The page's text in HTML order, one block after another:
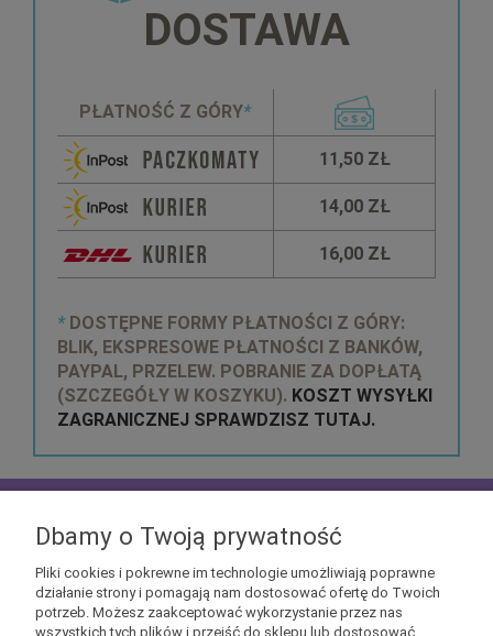
DOSTAWA
PŁATNOŚĆ Z GÓRY*
11,50 ZŁ
14,00 ZŁ
16,00 ZŁ
* DOSTĘPNE FORMY PŁATNOŚCI Z GÓRY:
BLIK, EKSPRESOWE PŁATNOŚCI Z BANKÓW,
PAYPAL, PRZELEW. POBRANIE ZA DOPŁATĄ
(SZCZEGÓŁY W KOSZYKU). KOSZT WYSYŁKI
ZAGRANICZNEJ SPRAWDZISZ TUTAJ.
otrzymać kupony rabatowe na geekowe itemy
Dbamy o Twoją prywatność
Pliki cookies i pokrewne im technologie umożliwiają poprawne
działanie strony i pomagają nam dostosować ofertę do Twoich
potrzeb. Możesz zaakceptować wykorzystanie przez nas
wszystkich tych plików i przejść do sklepu lub dostosować